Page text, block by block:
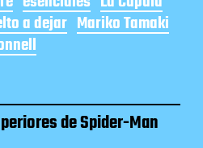
a dejar Mariko Tamaki
de Spider-Man